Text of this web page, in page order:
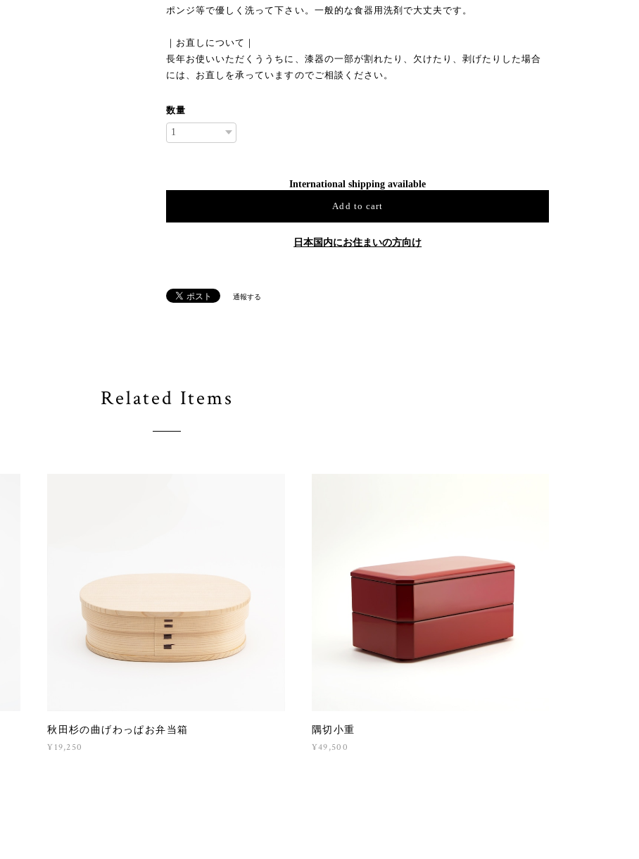
ポンジ等で優しく洗って下さい。一般的な食器用洗剤で大丈夫です。
｜お直しについて｜
長年お使いいただくううちに、漆器の一部が割れたり、欠けたり、剥げたりした場合
には、お直しを承っていますのでご相談ください。
数量
International shipping available
Add to cart
日本国内にお住まいの方向け
通報する
Related Items
秋田杉の曲げわっぱお弁当箱
¥19,250
隅切小重
¥49,500